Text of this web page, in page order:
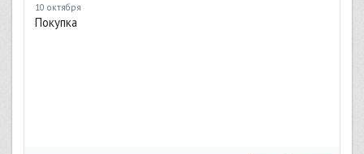
10 октября
Покупка